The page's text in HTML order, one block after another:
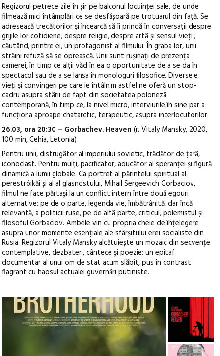
Regizorul petrece zile în șir pe balconul locuinței sale, de unde
filmează mici întâmplări ce se desfășoară pe trotuarul din față. Se
adresează trecătorilor și încearcă să îi prindă în conversații despre
grijile lor cotidiene, despre religie, despre artă și sensul vieții,
căutând, printre ei, un protagonist al filmului. În graba lor, unii
străini refuză să se oprească. Unii sunt rușinați de prezența
camerei, în timp ce alții văd în ea o oportunitate de a se da în
spectacol sau de a se lansa în monologuri filosofice. Diversele
vieți și convingeri pe care le întâlnim astfel ne oferă un stop-
cadru asupra stării de fapt din societatea poloneză
contemporană, în timp ce, la nivel micro, interviurile în sine par a
funcționa aproape chatarctic, terapeutic, asupra interlocutorilor.
26.03, ora 20:30 – Gorbachev. Heaven (r. Vitaly Mansky, 2020,
100 min, Cehia, Letonia)
Pentru unii, distrugător al imperiului sovietic, trădător de țară,
iconoclast. Pentru mulți, pacificator, aducător al speranței și figură
dinamică a lumii globale. Ca portret al părintelui spiritual al
perestróikăi și al al glasnostului, Mihail Sergeevich Gorbaciov,
filmul ne face părtași la un conflict intern între două egouri
alternative: pe de o parte, legenda vie, îmbătrânită, dar încă
relevantă, a politicii ruse, pe de altă parte, criticul, polemistul și
filosoful Gorbaciov. Ambele vin cu propria cheie de înțelegere
asupra unor momente esențiale ale sfârșitului erei socialiste din
Rusia. Regizorul Vitaly Mansky alcătuiește un mozaic din secvențe
contemplative, dezbateri, cântece și poezie: un epitaf
documentar al unui om de stat acum slăbit, pus în contrast
flagrant cu haosul actualei guvernări putiniste.